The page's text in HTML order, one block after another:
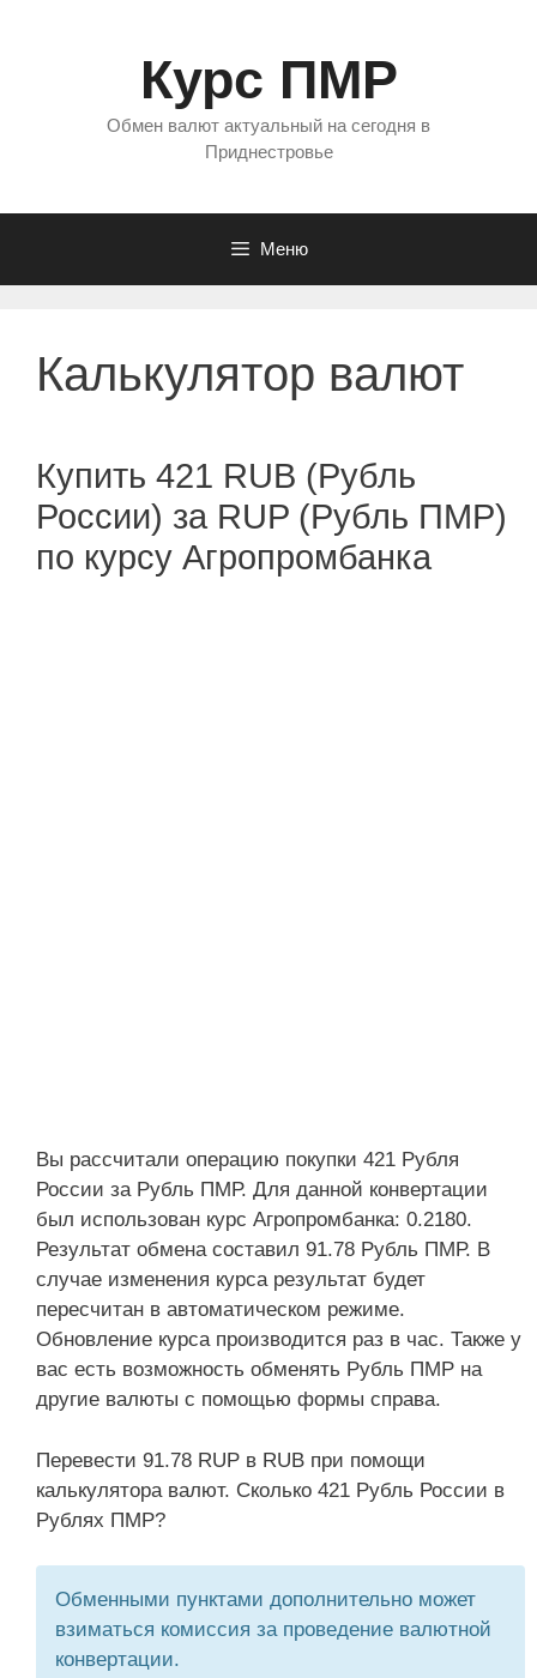
Курс ПМР
Обмен валют актуальный на сегодня в
Приднестровье
Меню
Калькулятор валют
Купить 421 RUB (Рубль
России) за RUP (Рубль ПМР)
по курсу Агропромбанка
Вы рассчитали операцию покупки 421 Рубля
России за Рубль ПМР. Для данной конвертации
был использован курс Агропромбанка: 0.2180.
Результат обмена составил 91.78 Рубль ПМР. В
случае изменения курса результат будет
пересчитан в автоматическом режиме.
Обновление курса производится раз в час. Также у
вас есть возможность обменять Рубль ПМР на
другие валюты с помощью формы справа.
Перевести 91.78 RUP в RUB при помощи
калькулятора валют. Сколько 421 Рубль России в
Рублях ПМР?
Обменными пунктами дополнительно может
взиматься комиссия за проведение валютной
конвертации.